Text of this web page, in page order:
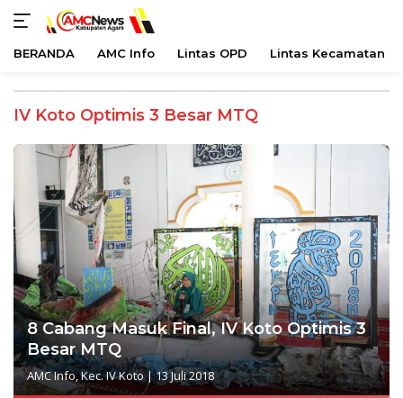
konten
BERANDA AMC Info Lintas OPD Lintas Kecamatan
IV Koto Optimis 3 Besar MTQ
8 Cabang Masuk Final, IV Koto Optimis 3
Besar MTQ
AMC Info,Kec. IV Koto |13 Juli 2018